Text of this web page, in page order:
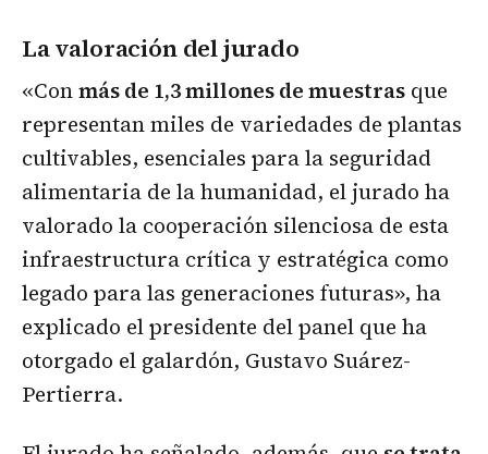
La valoración del jurado
«Conmás de 1,3 millones de muestras que
representan miles de variedades de plantas
cultivables, esenciales para la seguridad
alimentaria de la humanidad, el jurado ha
valorado la cooperación silenciosa de esta
infraestructura crítica y estratégica como
legado para las generaciones futuras», ha
explicado el presidente del panel que ha
otorgado el galardón, Gustavo Suárez-
Pertierra.